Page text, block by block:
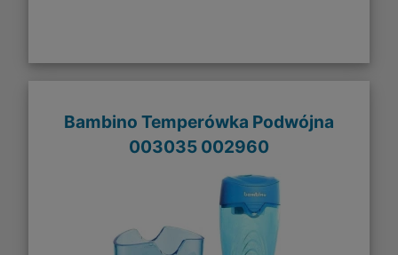
Bambino Temperówka Podwójna
003035 002960